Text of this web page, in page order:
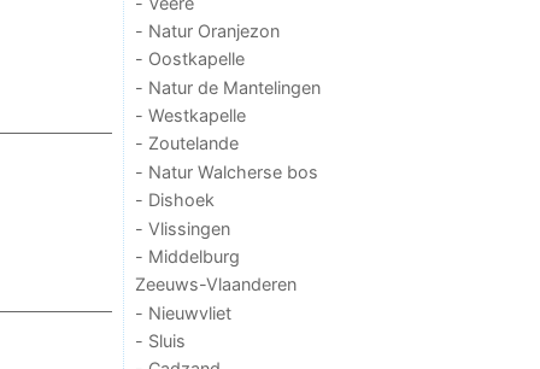
- Natur Oranjezon
- Oostkapelle
- Natur de Mantelingen
- Westkapelle
- Zoutelande
- Natur Walcherse bos
- Dishoek
- Vlissingen
- Middelburg
Zeeuws-Vlaanderen
- Nieuwvliet
- Sluis